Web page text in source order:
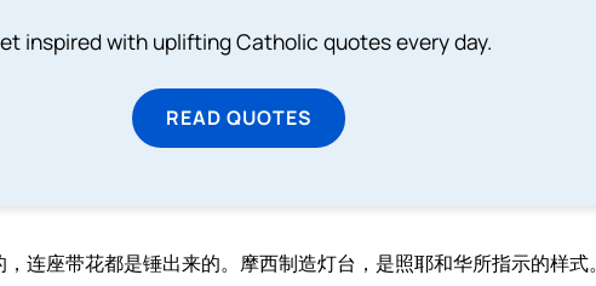
inspired with uplifting Catholic quotes every day.
READ QUOTES
连座带花都是锤出来的。摩西制造灯台，是照耶和华所指示的样式。